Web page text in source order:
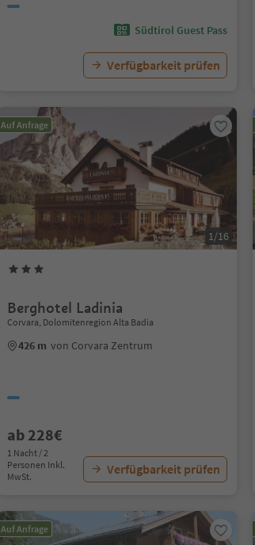
Südtirol Guest Pass
Verfügbarkeit prüfen
Auf Anfrage
1/16
Berghotel Ladinia
Corvara, Dolomitenregion Alta Badia
426 m von Corvara Zentrum
ab 228€
1 Nacht / 2
Personen Inkl.
MwSt.
Verfügbarkeit prüfen
Auf Anfrage